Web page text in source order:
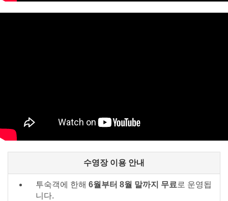
수영장 이용 안내
투숙객에 한해 6월부터 8월 말까지 무료 로 운영됩
니다.